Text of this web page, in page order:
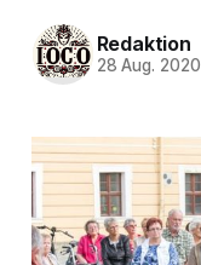
Redaktion
28 Aug. 2020